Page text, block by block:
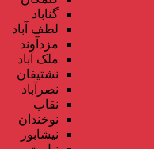
گناباد
لطف آباد
مزدآوند
ملک آباد
نشتیفان
نصرآباد
نقاب
نوخندان
نیشابور